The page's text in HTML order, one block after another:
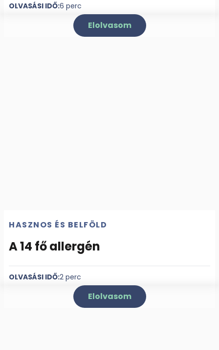
OLVASÁSI IDŐ:6 perc
Elolvasom
HASZNOS ÉS BELFÖLD
A 14 fő allergén
OLVASÁSI IDŐ:2 perc
Elolvasom